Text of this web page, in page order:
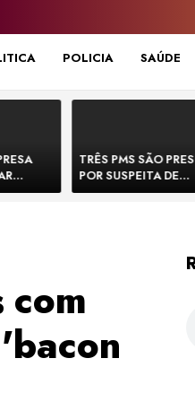
POLICIA SAÚDE
DE
TRÊS PMS SÃO
POR SUSPEITA DE
EXECUTAR DOIS